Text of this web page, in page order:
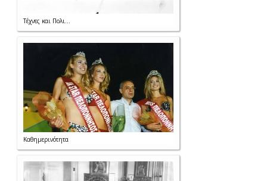
Τέχνες και Πολι...
Καθημερινότητα